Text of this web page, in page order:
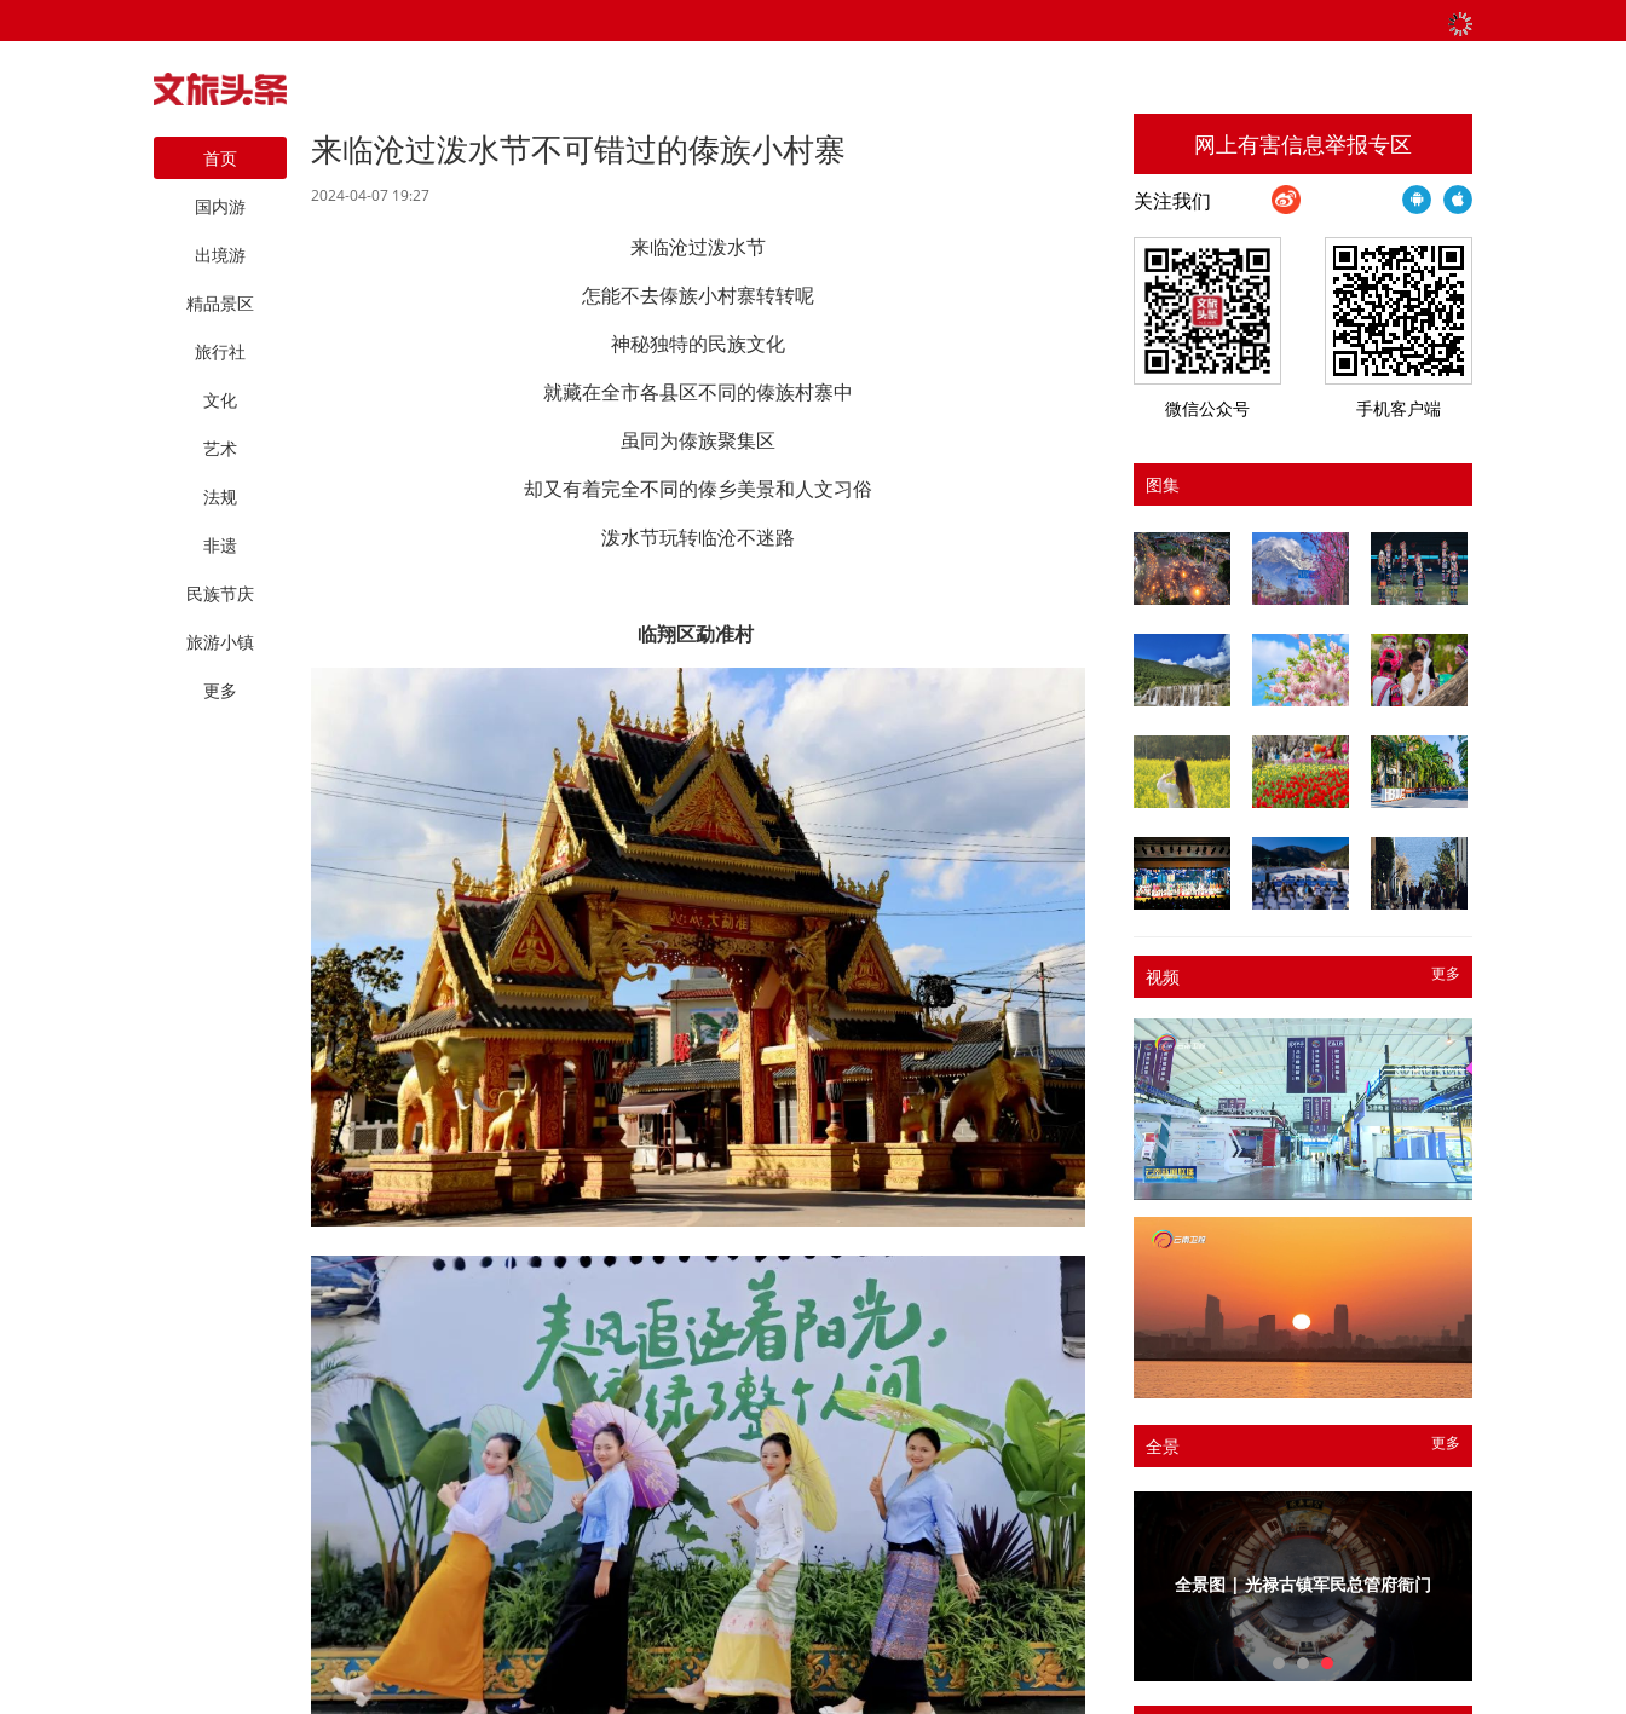
首页
国内游
出境游
精品景区
旅行社
文化
艺术
法规
非遗
民族节庆
旅游小镇
更多
来临沧过泼水节不可错过的傣族小村寨
2024-04-07 19:27
来临沧过泼水节
怎能不去傣族小村寨转转呢
神秘独特的民族文化
就藏在全市各县区不同的傣族村寨中
虽同为傣族聚集区
却又有着完全不同的傣乡美景和人文习俗
泼水节玩转临沧不迷路
临翔区勐准村
网上有害信息举报专区
关注我们
微信公众号 手机客户端
图集
更多
视频
更多
全景
全景图 | 光禄古镇军民总管府